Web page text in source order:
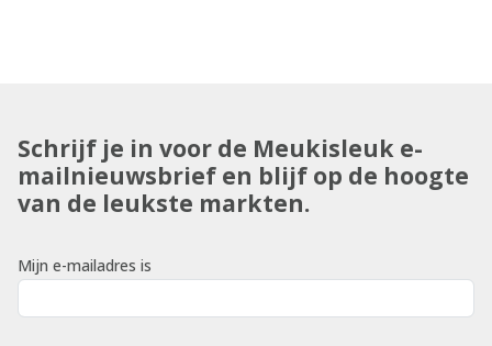
Schrijf je in voor de Meukisleuk e-
mailnieuwsbrief en blijf op de hoogte
van de leukste markten.
Mijn e-mailadres is